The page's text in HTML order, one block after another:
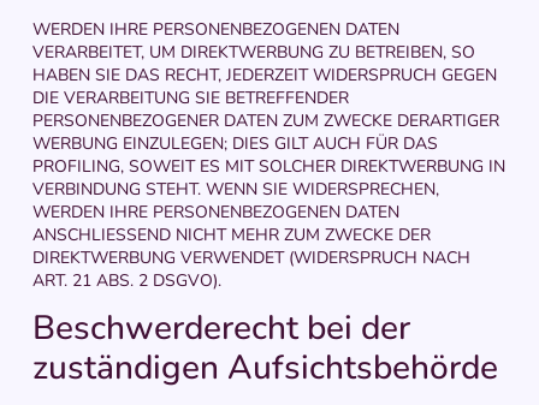
WERDEN IHRE PERSONENBEZOGENEN DATEN
VERARBEITET, UM DIREKTWERBUNG ZU BETREIBEN, SO
HABEN SIE DAS RECHT, JEDERZEIT WIDERSPRUCH GEGEN
DIE VERARBEITUNG SIE BETREFFENDER
PERSONENBEZOGENER DATEN ZUM ZWECKE DERARTIGER
WERBUNG EINZULEGEN; DIES GILT AUCH FÜR DAS
PROFILING, SOWEIT ES MIT SOLCHER DIREKTWERBUNG IN
VERBINDUNG STEHT. WENN SIE WIDERSPRECHEN,
WERDEN IHRE PERSONENBEZOGENEN DATEN
ANSCHLIESSEND NICHT MEHR ZUM ZWECKE DER
DIREKTWERBUNG VERWENDET (WIDERSPRUCH NACH
ART. 21 ABS. 2 DSGVO).
Beschwerde­recht bei der
zuständigen Aufsichts­behörde